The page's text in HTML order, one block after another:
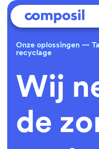
Onze oplossingen —
recyclage
Wij
de